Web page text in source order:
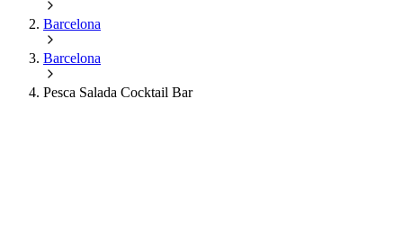
Barcelona
Barcelona
Pesca Salada Cocktail Bar